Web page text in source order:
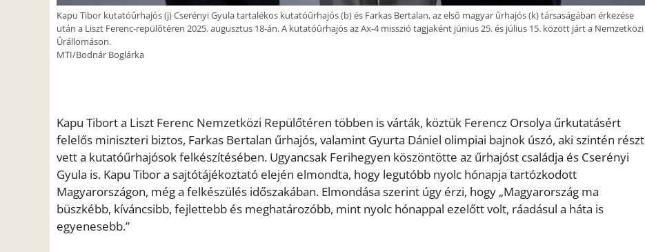
Kapu Tibor kutatóûrhajós (j) Cserényi Gyula tartalékos kutatóûrhajós (b) és Farkas Bertalan, az elsõ magyar ûrhajós (k) társaságában érkezése
után a Liszt Ferenc-repülõtéren 2025. augusztus 18-án. A kutatóûrhajós az Ax-4 misszió tagjaként június 25. és július 15. között járt a Nemzetközi
Ûrállomáson.
MTI/Bodnár Boglárka
Kapu Tibort a Liszt Ferenc Nemzetközi Repülőtéren többen is várták, köztük Ferencz Orsolya űrkutatásért
felelős miniszteri biztos, Farkas Bertalan űrhajós, valamint Gyurta Dániel olimpiai bajnok úszó, aki szintén részt
vett a kutatóűrhajósok felkészítésében. Ugyancsak Ferihegyen köszöntötte az űrhajóst családja és Cserényi
Gyula is. Kapu Tibor a sajtótájékoztató elején elmondta, hogy legutóbb nyolc hónapja tartózkodott
Magyarországon, még a felkészülés időszakában. Elmondása szerint úgy érzi, hogy „Magyarország ma
büszkébb, kíváncsibb, fejlettebb és meghatározóbb, mint nyolc hónappal ezelőtt volt, ráadásul a háta is
egyenesebb.”